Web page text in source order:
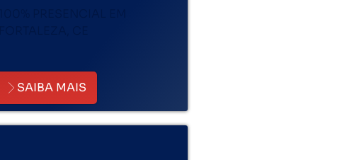
SAIBA MAIS